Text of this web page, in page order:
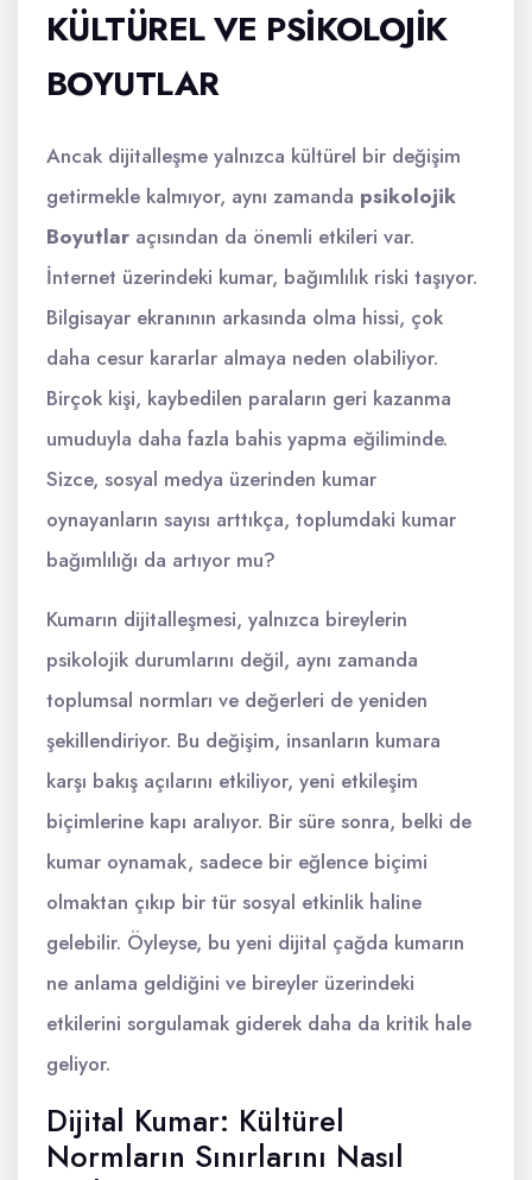
KÜLTÜREL VE PSIKOLOJIK
BOYUTLAR
Ancak dijitalleşme yalnızca kültürel bir değişim
getirmekle kalmıyor, aynı zamanda psikolojik
Boyutlar açısından da önemli etkileri var.
İnternet üzerindeki kumar, bağımlılık riski taşıyor.
Bilgisayar ekranının arkasında olma hissi, çok
daha cesur kararlar almaya neden olabiliyor.
Birçok kişi, kaybedilen paraların geri kazanma
umuduyla daha fazla bahis yapma eğiliminde.
Sizce, sosyal medya üzerinden kumar
oynayanların sayısı arttıkça, toplumdaki kumar
bağımlılığı da artıyor mu?
Kumarın dijitalleşmesi, yalnızca bireylerin
psikolojik durumlarını değil, aynı zamanda
toplumsal normları ve değerleri de yeniden
şekillendiriyor. Bu değişim, insanların kumara
karşı bakış açılarını etkiliyor, yeni etkileşim
biçimlerine kapı aralıyor. Bir süre sonra, belki de
kumar oynamak, sadece bir eğlence biçimi
olmaktan çıkıp bir tür sosyal etkinlik haline
gelebilir. Öyleyse, bu yeni dijital çağda kumarın
ne anlama geldiğini ve bireyler üzerindeki
etkilerini sorgulamak giderek daha da kritik hale
geliyor.
Dijital Kumar: Kültürel
Normların Sınırlarını Nasıl